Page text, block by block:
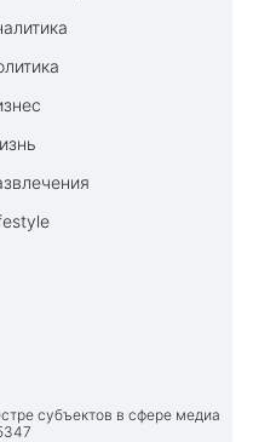
субъектов в сфере медиа